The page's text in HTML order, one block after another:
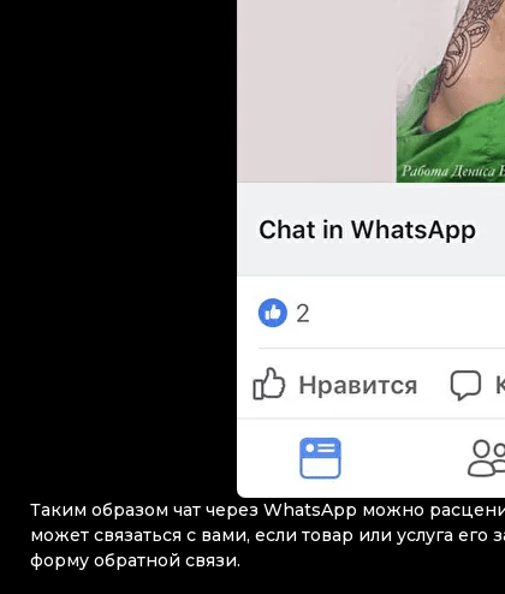
Таким образом чат через WhatsApp можно
может связаться с вами, если товар или услуга
форму обратной связи.